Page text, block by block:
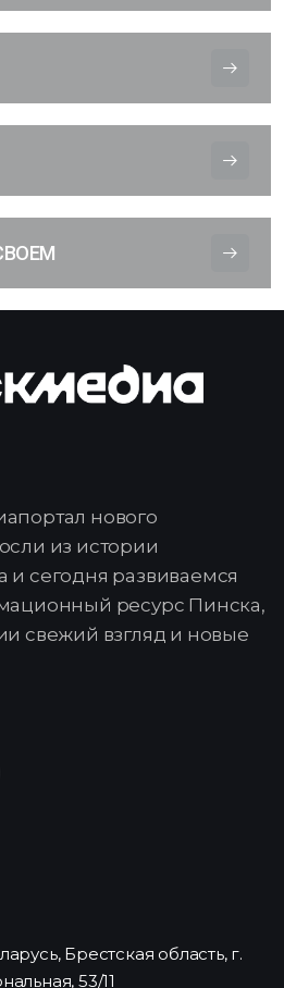
нового
из истории
сегодня развиваемся
ресурс Пинска,
свежий взгляд и новые
Брестская область, г.
53/11